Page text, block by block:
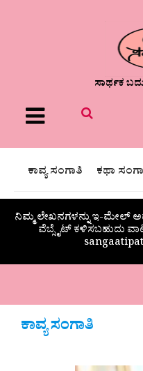
ಸಾರ್ಥಕ
Menu
ಕಾವ್ಯ ಸಂಗಾತಿ ಕಥಾ
ನಿಮ್ಮ ಲೇಖನಗಳನ್ನು ಇ-ಮೇಲ್
ವೆಬ್ಸೈಟ್ ಕಳಿಸಬಹುದು
ಕಾವ್ಯ ಸಂಗಾತಿ